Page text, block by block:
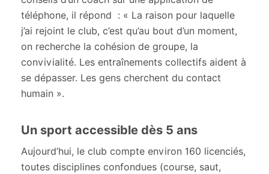
téléphone, il répond : « La raison pour laquelle
j’ai rejoint le club, c’est qu’au bout d’un moment,
on recherche la cohésion de groupe, la
convivialité. Les entraînements collectifs aident à
se dépasser. Les gens cherchent du contact
humain ».
Un sport accessible dès 5 ans
Aujourd’hui, le club compte environ 160 licenciés,
toutes disciplines confondues (course, saut,